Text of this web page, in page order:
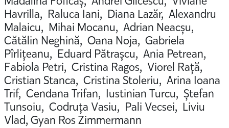
Havrilla, Raluca Iani, Diana Lazăr, Alexandru
Malaicu, Mihai Mocanu, Adrian Neacșu,
Cătălin Neghină, Oana Noja, Gabriela
Pîrlițeanu, Eduard Pătrașcu, Ania Petrean,
Fabiola Petri, Cristina Ragos, Viorel Rață,
Cristian Stanca, Cristina Stoleriu, Arina Ioana
Trif, Cendana Trifan, Iustinian Turcu, Ștefan
Tunsoiu, Codruța Vasiu, Pali Vecsei, Liviu
Vlad, Gyan Ros Zimmermann